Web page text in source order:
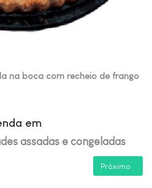
na boca com recheio de frango
em
assadas e congeladas
com Requeijo Próximo
Próximo